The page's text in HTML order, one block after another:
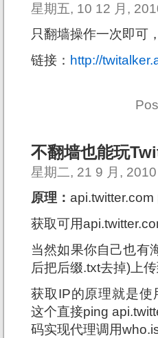
星期五, 10 12 月,
只翻墙操作一次即可
链接： http://
不翻墙也能玩
星期二, 21 9 月, 2010
原理：
获取可用
当然如果你自己也有
后把后缀.txt去掉)上
获取IP的原理就是使
这个直接ping
码实现代理调用